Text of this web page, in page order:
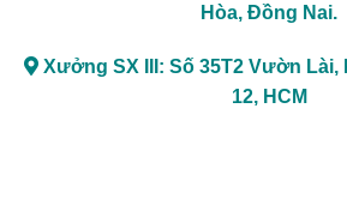
Hòa, Đồng Nai.
Xưởng SX III: Số 35T2 Vườn Lài,
12, HCM